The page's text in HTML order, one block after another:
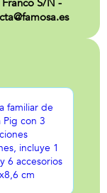
S/N -